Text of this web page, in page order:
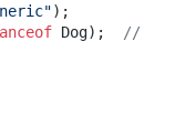
);
Dog);
//